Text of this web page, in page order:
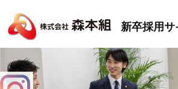
新卒採用サ